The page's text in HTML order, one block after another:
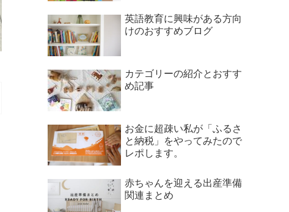
英語教育に興味がある方向
けのおすすめブログ
カテゴリーの紹介とおすす
め記事
お金に超疎い私が「ふるさ
と納税」をやってみたので
レポします。
赤ちゃんを迎える出産準備
関連まとめ